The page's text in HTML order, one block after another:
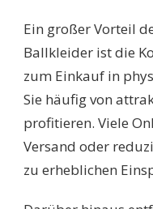
Ein großer Vorteil
Ballkleider ist die
zum Einkauf in
Sie häufig von
profitieren. Viele
Versand oder
zu erheblichen